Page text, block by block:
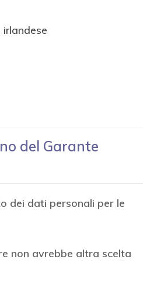
del Garante
dei dati personali per le
non avrebbe altra scelta